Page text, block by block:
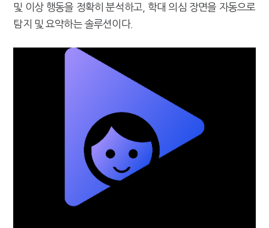
및 이상 행동을 정확히 분석하고, 학대 의심 장면을 자동으로
탐지 및 요약하는 솔루션이다.